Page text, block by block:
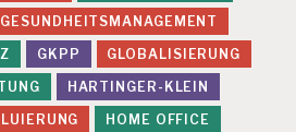
GESUNDHEITSMANAGEMENT
GKPP
GLOBALISIERUNG
HARTINGER-KLEIN
HOME OFFICE